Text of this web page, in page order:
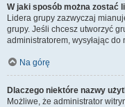
W jaki sposób można zostać
Lidera grupy zazwyczaj
grupy. Jeśli chcesz utworzyć
administratorem, wysyłając
Na górę
Dlaczego niektóre nazwy
Możliwe, że administrator